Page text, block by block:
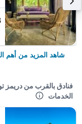
شاهد المزيد من أهم
فنادق بالقرب من دريمز
الخدمات